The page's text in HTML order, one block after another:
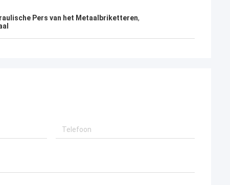
Pers van het Metaalbriketteren,